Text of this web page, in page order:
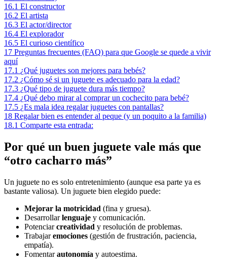
16.1 El constructor
16.2 El artista
16.3 El actor/director
16.4 El explorador
16.5 El curioso científico
17 Preguntas frecuentes (FAQ) para que Google se quede a vivir
aquí
17.1 ¿Qué juguetes son mejores para bebés?
17.2 ¿Cómo sé si un juguete es adecuado para la edad?
17.3 ¿Qué tipo de juguete dura más tiempo?
17.4 ¿Qué debo mirar al comprar un cochecito para bebé?
17.5 ¿Es mala idea regalar juguetes con pantallas?
18 Regalar bien es entender al peque (y un poquito a la familia)
18.1 Comparte esta entrada:
Por qué un buen juguete vale más que
“otro cacharro más”
Un juguete no es solo entretenimiento (aunque esa parte ya es
bastante valiosa). Un juguete bien elegido puede:
Mejorar la motricidad (fina y gruesa).
Desarrollarlenguaje y comunicación.
Potenciarcreatividad y resolución de problemas.
Trabajaremociones (gestión de frustración, paciencia,
empatía).
Fomentarautonomía y autoestima.